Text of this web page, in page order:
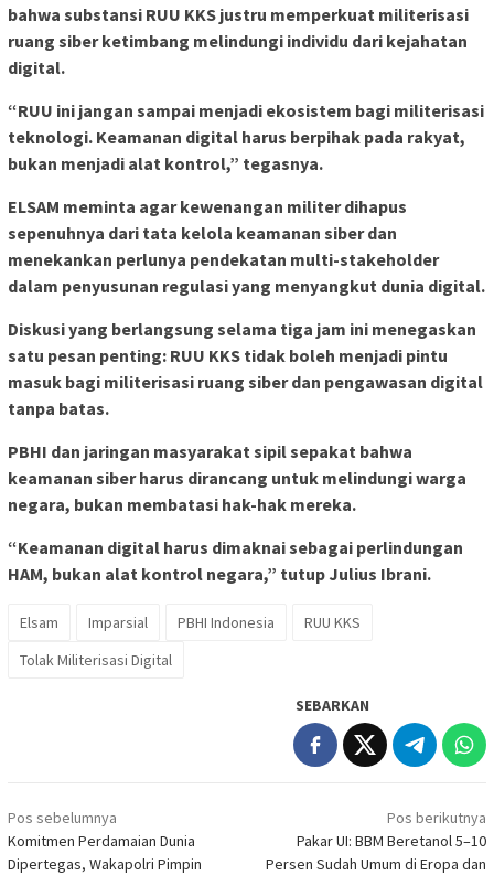
bahwa substansi RUU KKS justru memperkuat militerisasi
ruang siber ketimbang melindungi individu dari kejahatan
digital.
“RUU ini jangan sampai menjadi ekosistem bagi militerisasi
teknologi. Keamanan digital harus berpihak pada rakyat,
bukan menjadi alat kontrol,” tegasnya.
ELSAM meminta agar kewenangan militer dihapus
sepenuhnya dari tata kelola keamanan siber dan
menekankan perlunya pendekatan multi-stakeholder
dalam penyusunan regulasi yang menyangkut dunia digital.
Diskusi yang berlangsung selama tiga jam ini menegaskan
satu pesan penting: RUU KKS tidak boleh menjadi pintu
masuk bagi militerisasi ruang siber dan pengawasan digital
tanpa batas.
PBHI dan jaringan masyarakat sipil sepakat bahwa
keamanan siber harus dirancang untuk melindungi warga
negara, bukan membatasi hak-hak mereka.
“Keamanan digital harus dimaknai sebagai perlindungan
HAM, bukan alat kontrol negara,” tutup Julius Ibrani.
Elsam Imparsial PBHI Indonesia
RUU KKS
Tolak Militerisasi Digital
SEBARKAN
Navigasi
pos
Pos sebelumnya
Komitmen Perdamaian Dunia
Dipertegas, Wakapolri Pimpin
Pos berikutnya
Pakar UI: BBM Beretanol 5–10
Persen Sudah Umum di Eropa dan